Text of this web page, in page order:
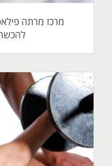
מרכז מרתה